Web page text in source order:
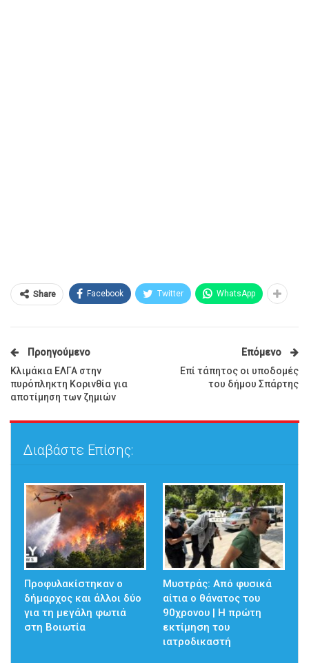
Share Facebook Twitter WhatsApp
Προηγούμενο
Κλιμάκια ΕΛΓΑ στην
πυρόπληκτη Κορινθία για
αποτίμηση των ζημιών
Επόμενο
Επί τάπητος οι υποδομές
του δήμου Σπάρτης
Διαβάστε Επίσης:
Προφυλακίστηκαν ο
δήμαρχος και άλλοι δύο
για τη μεγάλη φωτιά
στη Βοιωτία
Μυστράς: Από φυσικά
αίτια ο θάνατος του
90χρονου | Η πρώτη
εκτίμηση του
ιατροδικαστή